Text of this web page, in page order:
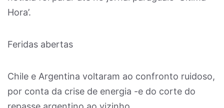
Hora’.
Feridas abertas
Chile e Argentina voltaram ao confronto ruidoso,
por conta da crise de energia -e do corte do